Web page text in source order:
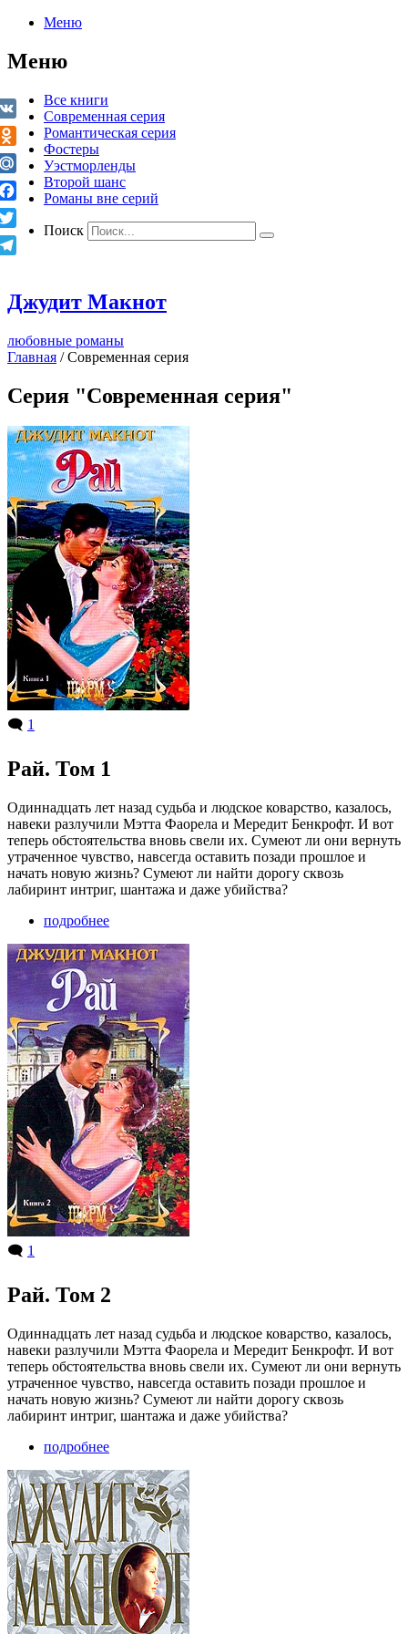
Меню
Меню
Все книги
Современная серия
Романтическая серия
Фостеры
Уэстморленды
Второй шанс
Романы вне серий
Поиск
Джудит Макнот
любовные романы
Главная /Современная серия
Серия "Современная серия"
🗨️ 1
Рай. Том 1
Одиннадцать лет назад судьба и людское коварство, казалось,
навеки разлучили Мэтта Фаорела и Мередит Бенкрофт. И вот
теперь обстоятельства вновь свели их. Сумеют ли они вернуть
утраченное чувство, навсегда оставить позади прошлое и
начать новую жизнь? Сумеют ли найти дорогу сквозь
лабиринт интриг, шантажа и даже убийства?
подробнее
🗨️ 1
Рай. Том 2
Одиннадцать лет назад судьба и людское коварство, казалось,
навеки разлучили Мэтта Фаорела и Мередит Бенкрофт. И вот
теперь обстоятельства вновь свели их. Сумеют ли они вернуть
утраченное чувство, навсегда оставить позади прошлое и
начать новую жизнь? Сумеют ли найти дорогу сквозь
лабиринт интриг, шантажа и даже убийства?
подробнее